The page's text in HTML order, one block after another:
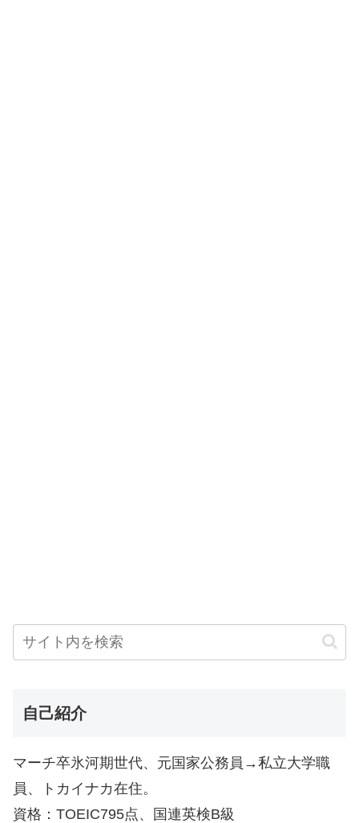
自己紹介
マーチ卒氷河期世代、元国家公務員→私立大学職
員、トカイナカ在住。
資格：TOEIC795点、国連英検B級